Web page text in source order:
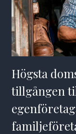
Högsta
tillgången